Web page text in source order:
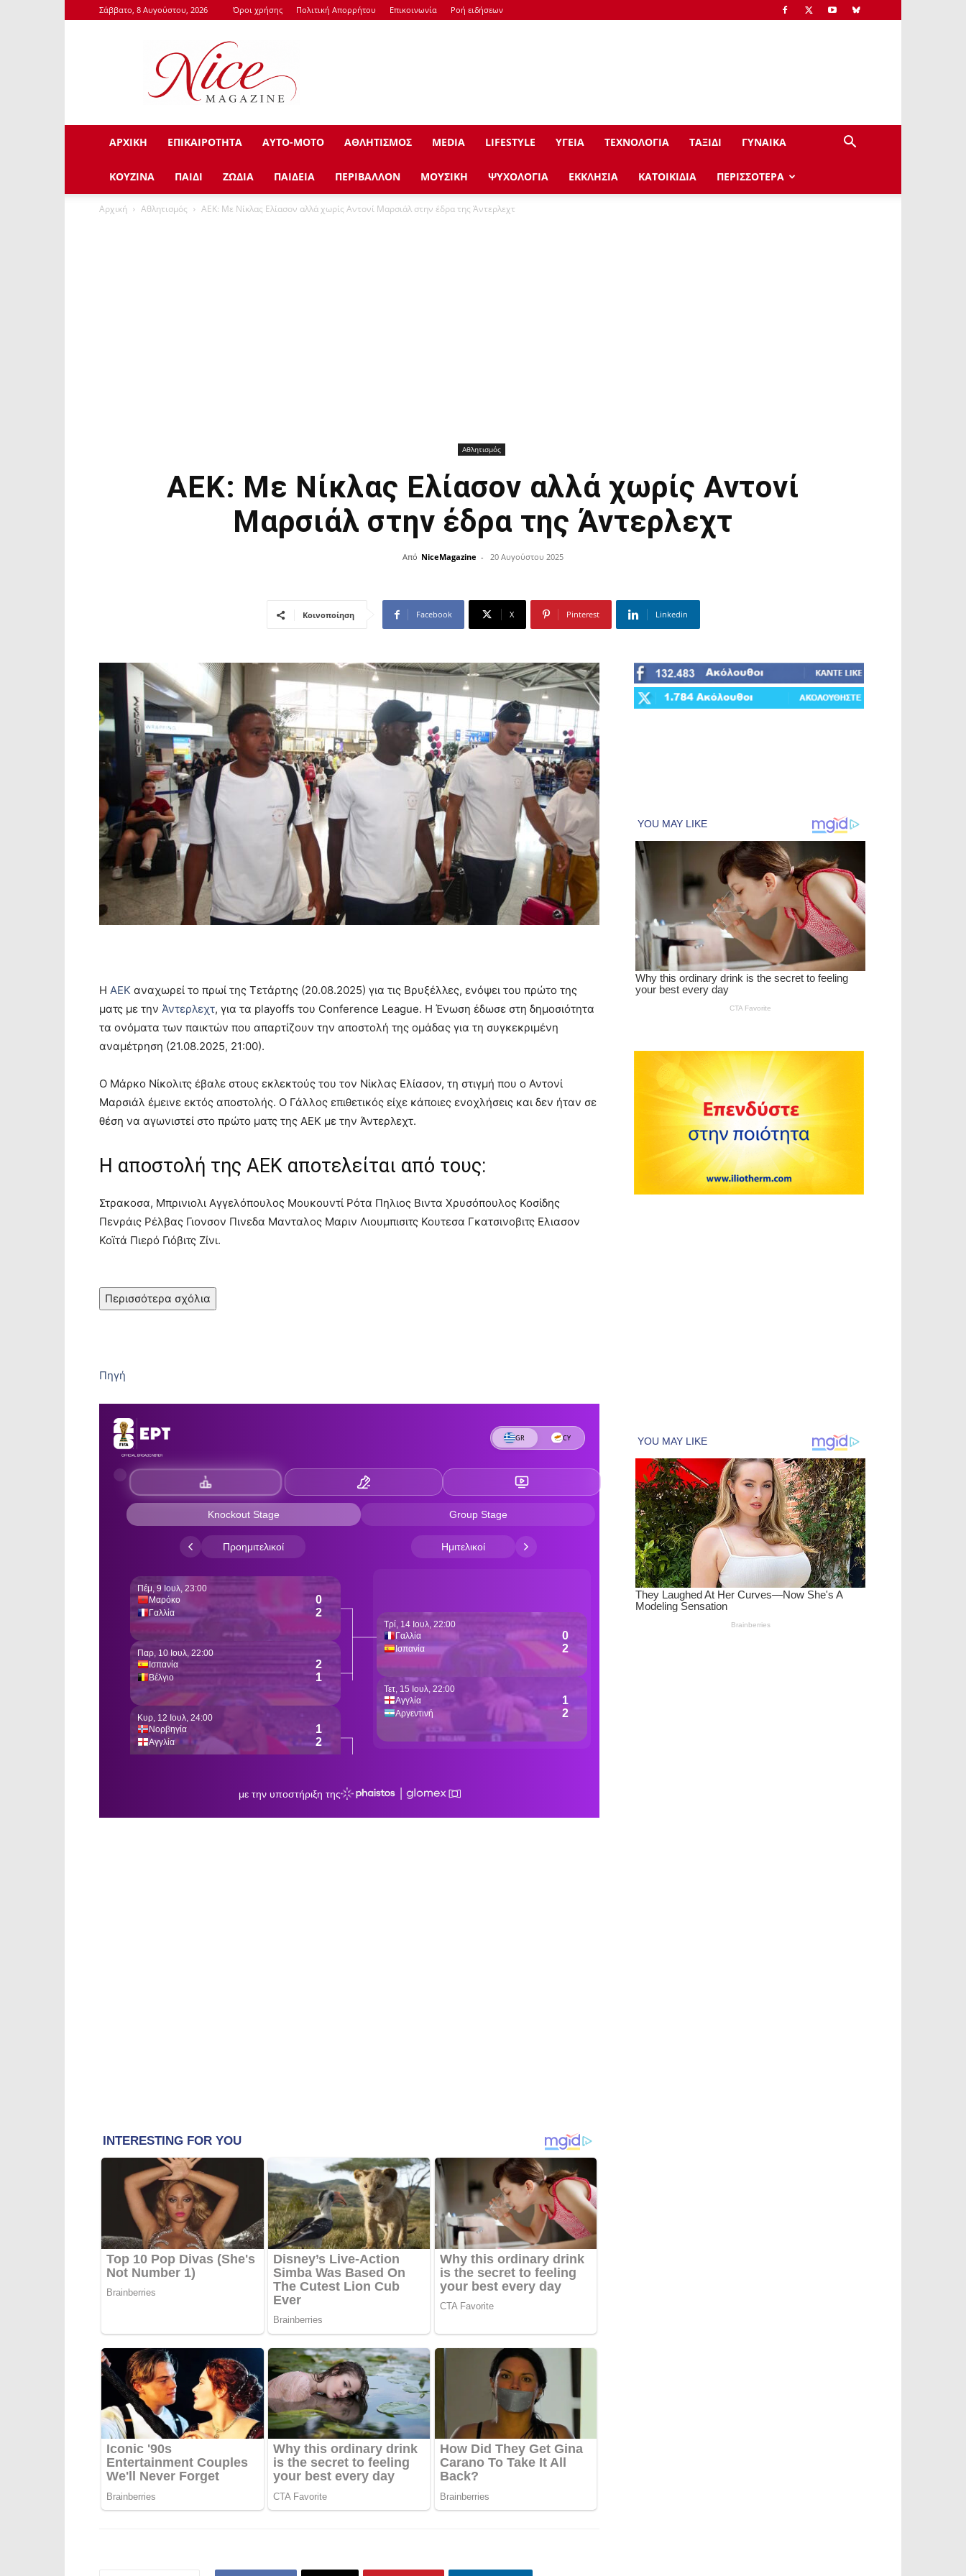
Σάββατο, 8 Αυγούστου, 2026 Όροι χρήσης Πολιτική Απορρήτου Επικοινωνία Ροή ειδήσεων
NiceMagazine.Gr
ΑΡΧΙΚΗ ΕΠΙΚΑΙΡΟΤΗΤΑ ΑΥΤΟ-ΜΟΤΟ ΑΘΛΗΤΙΣΜΟΣ ΜEDIA LIFESTYLE ΥΓΕΙΑ ΤΕΧΝΟΛΟΓΙΑ ΤΑΞΙΔΙ ΓΥΝΑΙΚΑ
ΚΟΥΖΙΝΑ ΠΑΙΔΙ ΖΩΔΙΑ ΠΑΙΔΕΙΑ ΠΕΡΙΒΑΛΛΟΝ ΜΟΥΣΙΚΗ ΨΥΧΟΛΟΓΙΑ ΕΚΚΛΗΣΙΑ ΚΑΤΟΙΚΙΔΙΑ ΠΕΡΙΣΣΟΤΕΡΑ
Αρχική Αθλητισμός ΑΕΚ: Με Νίκλας Ελίασον αλλά χωρίς Αντονί Μαρσιάλ στην έδρα της Άντερλεχτ
Αθλητισμός
ΑΕΚ: Με Νίκλας Ελίασον αλλά χωρίς Αντονί
Μαρσιάλ στην έδρα της Άντερλεχτ
Από NiceMagazine - 20 Αυγούστου 2025
Κοινοποίηση Facebook X Pinterest Linkedin
Η ΑΕΚ αναχωρεί το πρωί της Τετάρτης (20.08.2025) για τις Βρυξέλλες, ενόψει του πρώτο της
ματς με την Άντερλεχτ, για τα playoffs του Conference League. Η Ένωση έδωσε στη δημοσιότητα
τα ονόματα των παικτών που απαρτίζουν την αποστολή της ομάδας για τη συγκεκριμένη
αναμέτρηση (21.08.2025, 21:00).
Ο Μάρκο Νίκολιτς έβαλε στους εκλεκτούς του τον Νίκλας Ελίασον, τη στιγμή που ο Αντονί
Μαρσιάλ έμεινε εκτός αποστολής. Ο Γάλλος επιθετικός είχε κάποιες ενοχλήσεις και δεν ήταν σε
θέση να αγωνιστεί στο πρώτο ματς της ΑΕΚ με την Άντερλεχτ.
Η αποστολή της ΑΕΚ αποτελείται από τους:
Στρακοσα, Μπρινιολι Αγγελόπουλος Μουκουντί Ρότα Πηλιος Βιντα Χρυσόπουλος Κοσίδης
Πενράις Ρέλβας Γιονσον Πινεδα Μανταλος Μαριν Λιουμπισιτς Κουτεσα Γκατσινοβιτς Ελιασον
Κοϊτά Πιερό Γιόβιτς Ζίνι.
Περισσότερα σχόλια
Πηγή